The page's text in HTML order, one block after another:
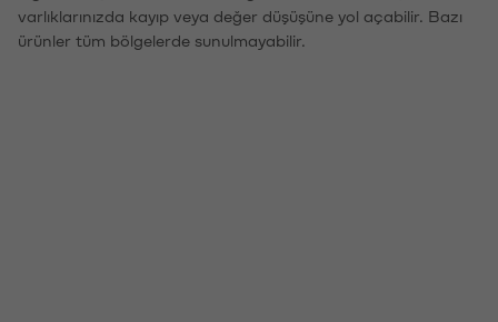
varlıklarınızda kayıp veya değer düşüşüne yol açabilir. Bazı
ürünler tüm bölgelerde sunulmayabilir.